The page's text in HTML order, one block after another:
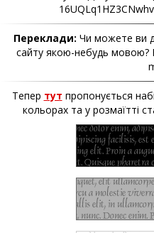
Переклади: Чи можете ви
сайту якою-небудь мовою?
Тепер тут пропонується
кольорах та у розмаїтті